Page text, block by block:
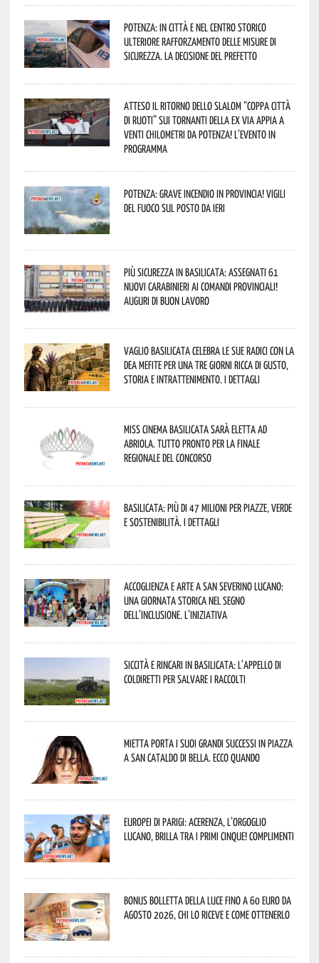
Potenza: in città e nel centro storico
ulteriore rafforzamento delle misure di
sicurezza. La decisione del Prefetto
Atteso il ritorno dello slalom “Coppa Città
di Ruoti” sui tornanti della ex via Appia a
venti chilometri da Potenza! L’evento in
programma
Potenza: grave incendio in Provincia! Vigili
del fuoco sul posto da ieri
Più sicurezza in Basilicata: assegnati 61
nuovi Carabinieri ai Comandi provinciali!
Auguri di buon lavoro
Vaglio Basilicata celebra le sue radici con la
Dea Mefite per una tre giorni ricca di gusto,
storia e intrattenimento. I dettagli
Miss Cinema Basilicata sarà eletta ad
Abriola. Tutto pronto per la finale
regionale del concorso
Basilicata: più di 47 milioni per piazze, verde
e sostenibilità. I dettagli
Accoglienza e arte a San Severino Lucano:
una giornata storica nel segno
dell’inclusione. L’iniziativa
Siccità e rincari in Basilicata: l’appello di
Coldiretti per salvare i raccolti
Mietta porta i suoi grandi successi in piazza
a San Cataldo di Bella. Ecco quando
Europei di Parigi: Acerenza, l’orgoglio
lucano, brilla tra i primi cinque! Complimenti
Bonus bolletta della luce fino a 60 euro da
agosto 2026, chi lo riceve e come ottenerlo